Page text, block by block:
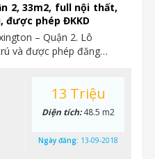
2, 33m2, full nội thất,
phép ĐKKD
– Quận 2. Lô
và được phép đăng…
13 Triệu
Diện tích:48.5 m2
Ngày đăng: 13-09-2018